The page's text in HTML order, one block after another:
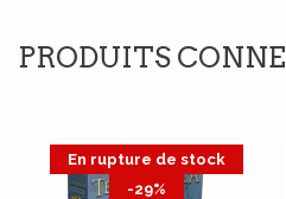
PRODUITS
En rupture de stock
-29%